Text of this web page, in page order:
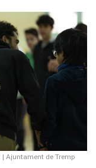
| Ajuntament de Tremp